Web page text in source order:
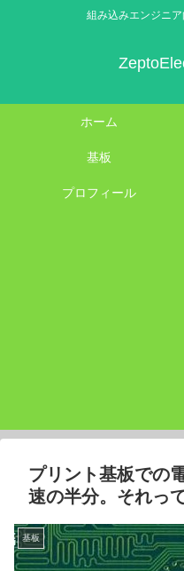
組み込みエンジニ
ホーム
基板
プロフィール
プリント基板での
速の半分。それっ
基板